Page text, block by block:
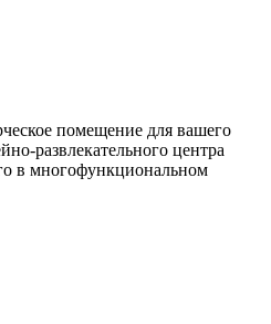
помещение для вашего
развлекательного центра
в многофункциональном